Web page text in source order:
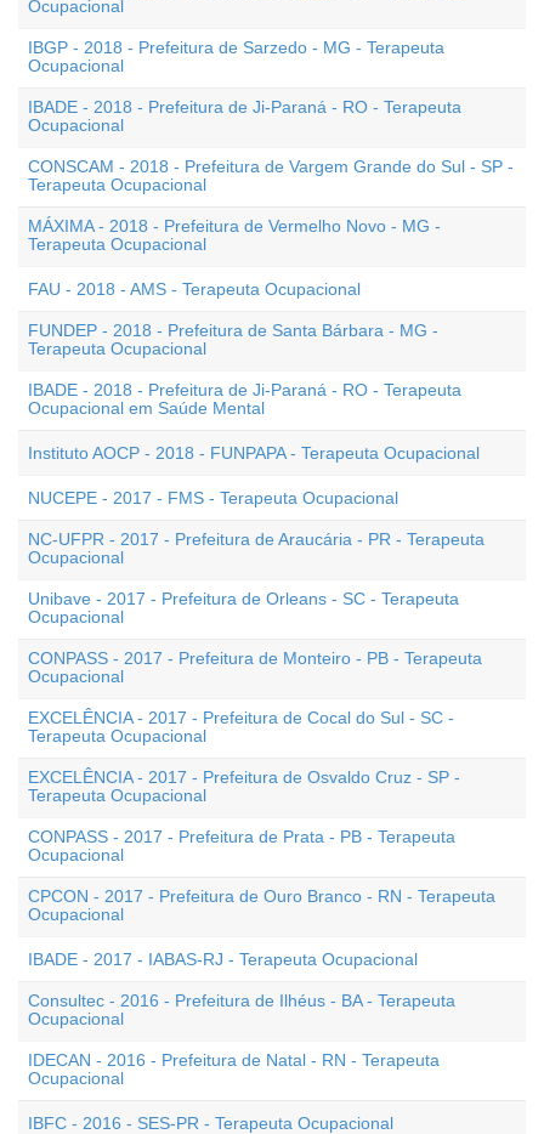
Ocupacional
IBGP - 2018 - Prefeitura de Sarzedo - MG - Terapeuta
Ocupacional
IBADE - 2018 - Prefeitura de Ji-Paraná - RO - Terapeuta
Ocupacional
CONSCAM - 2018 - Prefeitura de Vargem Grande do Sul - SP -
Terapeuta Ocupacional
MÁXIMA - 2018 - Prefeitura de Vermelho Novo - MG -
Terapeuta Ocupacional
FAU - 2018 - AMS - Terapeuta Ocupacional
FUNDEP - 2018 - Prefeitura de Santa Bárbara - MG -
Terapeuta Ocupacional
IBADE - 2018 - Prefeitura de Ji-Paraná - RO - Terapeuta
Ocupacional em Saúde Mental
Instituto AOCP - 2018 - FUNPAPA - Terapeuta Ocupacional
NUCEPE - 2017 - FMS - Terapeuta Ocupacional
NC-UFPR - 2017 - Prefeitura de Araucária - PR - Terapeuta
Ocupacional
Unibave - 2017 - Prefeitura de Orleans - SC - Terapeuta
Ocupacional
CONPASS - 2017 - Prefeitura de Monteiro - PB - Terapeuta
Ocupacional
EXCELÊNCIA - 2017 - Prefeitura de Cocal do Sul - SC -
Terapeuta Ocupacional
EXCELÊNCIA - 2017 - Prefeitura de Osvaldo Cruz - SP -
Terapeuta Ocupacional
CONPASS - 2017 - Prefeitura de Prata - PB - Terapeuta
Ocupacional
CPCON - 2017 - Prefeitura de Ouro Branco - RN - Terapeuta
Ocupacional
IBADE - 2017 - IABAS-RJ - Terapeuta Ocupacional
Consultec - 2016 - Prefeitura de Ilhéus - BA - Terapeuta
Ocupacional
IDECAN - 2016 - Prefeitura de Natal - RN - Terapeuta
Ocupacional
IBFC - 2016 - SES-PR - Terapeuta Ocupacional